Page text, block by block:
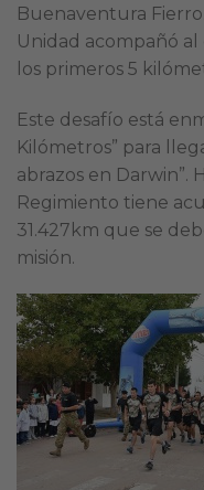
Buenaventura
Unidad acompañó
los primeros 5
Este desafío está
Kilómetros” para
abrazos en Darwin”.
Regimiento tiene
31.427km que se
misión.